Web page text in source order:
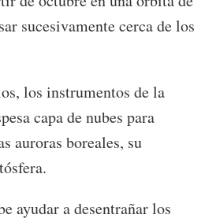
sucesivamente cerca de los
los instrumentos de la
capa de nubes para
auroras boreales, su
ayudar a desentrañar los